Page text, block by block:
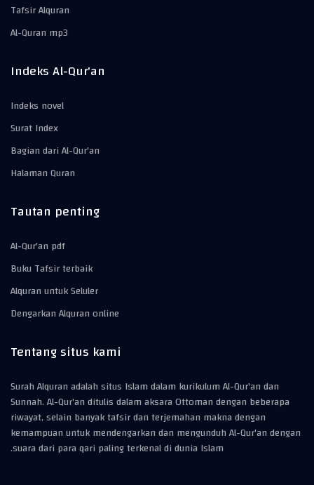
Tafsir Alquran
Al-Quran mp3
Indeks Al-Qur'an
Indeks novel
Surat Index
Bagian dari Al-Qur'an
Halaman Quran
Tautan penting
Al-Qur'an pdf
Buku Tafsir terbaik
Alquran untuk Seluler
Dengarkan Alquran online
Tentang situs kami
Surah Alquran adalah situs Islam dalam kurikulum Al-Qur'an dan
Sunnah. Al-Qur'an ditulis dalam aksara Ottoman dengan beberapa
riwayat, selain banyak tafsir dan terjemahan makna dengan
kemampuan untuk mendengarkan dan mengunduh Al-Qur'an dengan
suara dari para qari paling terkenal di dunia Islam.